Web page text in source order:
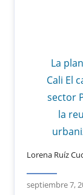
La
Cali El
sector
la
Lorena Ruíz
septiembre 7,